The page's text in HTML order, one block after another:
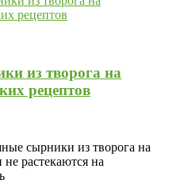
из творога на
рецептов
сырники из творога на
не растекаются на